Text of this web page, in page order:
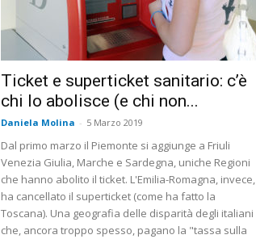
Ticket e superticket sanitario: c’è
chi lo abolisce (e chi non...
Daniela Molina - 5 Marzo 2019
Dal primo marzo il Piemonte si aggiunge a Friuli
Venezia Giulia, Marche e Sardegna, uniche Regioni
che hanno abolito il ticket. L'Emilia-Romagna, invece,
ha cancellato il superticket (come ha fatto la
Toscana). Una geografia delle disparità degli italiani
che, ancora troppo spesso, pagano la "tassa sulla